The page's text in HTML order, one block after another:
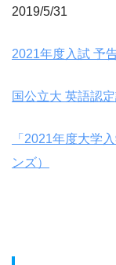
2019/5/31
2021年度入試 予
国公立大 英語認
「2021年度大学
ンズ）